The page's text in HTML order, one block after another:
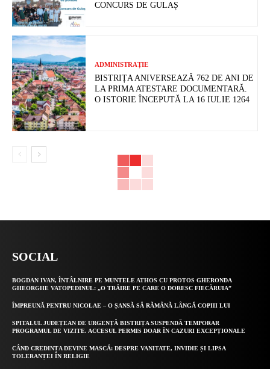
CONCURS DE GULAȘ
ADMINISTRAȚIE
BISTRIȚA ANIVERSEAZĂ 762 DE ANI DE
LA PRIMA ATESTARE DOCUMENTARĂ.
O ISTORIE ÎNCEPUTĂ LA 16 IULIE 1264
SOCIAL
BOGDAN IVAN, ÎNTÂLNIRE PE MUNTELE ATHOS CU PROTOS GHERONDA
GHEORGHE VATOPEDINUL: „O TRĂIRE PE CARE O DORESC FIECĂRUIA”
ÎMPREUNĂ PENTRU NICOLAE – O ȘANSĂ SĂ RĂMÂNĂ LÂNGĂ COPIII LUI
SPITALUL JUDEȚEAN DE URGENȚĂ BISTRIȚA SUSPENDĂ TEMPORAR
PROGRAMUL DE VIZITE. ACCESUL PERMIS DOAR ÎN CAZURI EXCEPȚIONALE
CÂND CREDINȚA DEVINE MASCĂ: DESPRE VANITATE, INVIDIE ȘI LIPSA
TOLERANȚEI ÎN RELIGIE